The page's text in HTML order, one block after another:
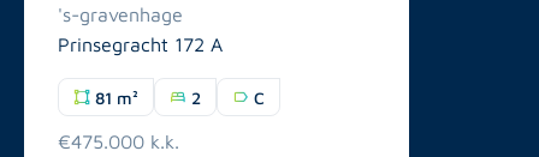
's-gravenhage
Prinsegracht 172 A
81 m² 2 C
€475.000 k.k.